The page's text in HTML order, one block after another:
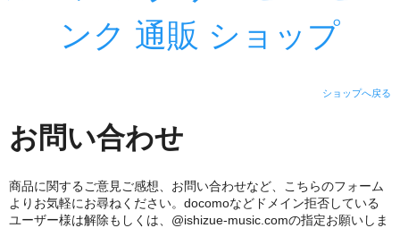
ンク 通販 ショップ
ショップへ戻る
お問い合わせ
商品に関するご意見ご感想、お問い合わせなど、こちらのフォーム
よりお気軽にお尋ねください。docomoなどドメイン拒否している
ユーザー様は解除もしくは、@ishizue-music.comの指定お願いしま